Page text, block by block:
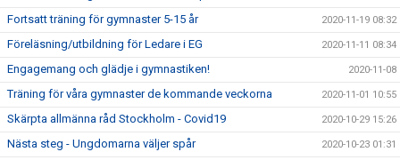
Fortsatt träning för gymnaster 5-15 år 2020-11-19 08:32
Föreläsning/utbildning för Ledare i EG 2020-11-11 08:34
Engagemang och glädje i gymnastiken! 2020-11-08
Träning för våra gymnaster de kommande veckorna 2020-11-01 10:55
Skärpta allmänna råd Stockholm - Covid19 2020-10-29 15:26
Nästa steg - Ungdomarna väljer spår 2020-10-23 01:31